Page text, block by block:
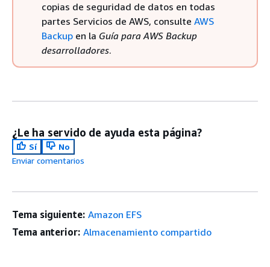
copias de seguridad de datos en todas
partes Servicios de AWS, consulte AWS
Backup en la Guía para AWS Backup
desarrolladores.
¿Le ha servido de ayuda esta página?
Sí
No
Enviar comentarios
Tema siguiente: Amazon EFS
Tema anterior: Almacenamiento compartido